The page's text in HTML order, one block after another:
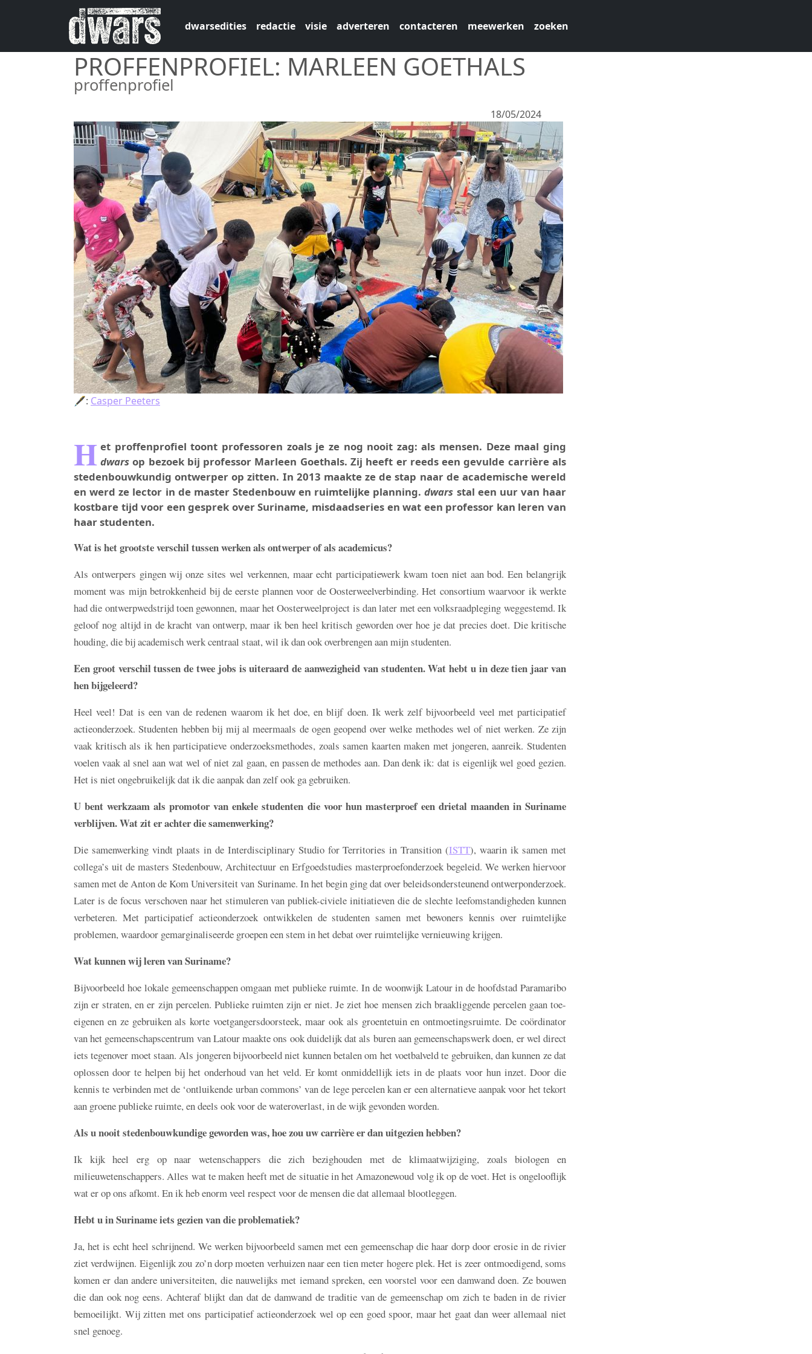
Overslaan en naar de inhoud gaan
dwarsedities
redactie visie adverteren contacteren meewerken zoeken
PROFFENPROFIEL: MARLEEN GOETHALS
proffenprofiel
18/05/2024
🖋: Casper Peeters
H et proffenprofiel toont professoren zoals je ze nog nooit zag: als mensen. Deze maal ging
dwars op bezoek bij professor Marleen Goethals. Zij heeft er reeds een gevulde carrière als
stedenbouwkundig ontwerper op zitten. In 2013 maakte ze de stap naar de academische wereld
en werd ze lector in de master Stedenbouw en ruimtelijke planning.dwars stal een uur van haar
kostbare tijd voor een gesprek over Suriname, misdaadseries en wat een professor kan leren van
haar studenten.
Wat is het grootste verschil tussen werken als ontwerper of als academicus?
Als ontwerpers gingen wij onze sites wel verkennen, maar echt participatiewerk kwam toen niet aan bod. Een belangrijk
moment was mijn betrokkenheid bij de eerste plannen voor de Oosterweelverbinding. Het consortium waarvoor ik werkte
had die ontwerpwedstrijd toen gewonnen, maar het Oosterweelproject is dan later met een volksraadpleging weggestemd. Ik
geloof nog altijd in de kracht van ontwerp, maar ik ben heel kritisch geworden over hoe je dat precies doet. Die kritische
houding, die bij academisch werk centraal staat, wil ik dan ook overbrengen aan mijn studenten.
Een groot verschil tussen de twee jobs is uiteraard de aanwezigheid van studenten. Wat hebt u in deze tien jaar van
hen bijgeleerd?
Heel veel! Dat is een van de redenen waarom ik het doe, en blijf doen. Ik werk zelf bijvoorbeeld veel met participatief
actieonderzoek. Studenten hebben bij mij al meermaals de ogen geopend over welke methodes wel of niet werken. Ze zijn
vaak kritisch als ik hen participatieve onderzoeksmethodes, zoals samen kaarten maken met jongeren, aanreik. Studenten
voelen vaak al snel aan wat wel of niet zal gaan, en passen de methodes aan. Dan denk ik: dat is eigenlijk wel goed gezien.
Het is niet ongebruikelijk dat ik die aanpak dan zelf ook ga gebruiken.
U bent werkzaam als promotor van enkele studenten die voor hun masterproef een drietal maanden in Suriname
verblijven. Wat zit er achter die samenwerking?
Die samenwerking vindt plaats in de Interdisciplinary Studio for Territories in Transition (ISTT), waarin ik samen met
collega’s uit de masters Stedenbouw, Architectuur en Erfgoedstudies masterproefonderzoek begeleid. We werken hiervoor
samen met de Anton de Kom Universiteit van Suriname. In het begin ging dat over beleidsondersteunend ontwerponderzoek.
Later is de focus verschoven naar het stimuleren van publiek-civiele initiatieven die de slechte leefomstandigheden kunnen
verbeteren. Met participatief actieonderzoek ontwikkelen de studenten samen met bewoners kennis over ruimtelijke
problemen, waardoor gemarginaliseerde groepen een stem in het debat over ruimtelijke vernieuwing krijgen.
Wat kunnen wij leren van Suriname?
Bijvoorbeeld hoe lokale gemeenschappen omgaan met publieke ruimte. In de woonwijk Latour in de hoofdstad Paramaribo
zijn er straten, en er zijn percelen. Publieke ruimten zijn er niet. Je ziet hoe mensen zich braakliggende percelen gaan toe-
eigenen en ze gebruiken als korte voetgangersdoorsteek, maar ook als groentetuin en ontmoetingsruimte. De coördinator
van het gemeenschapscentrum van Latour maakte ons ook duidelijk dat als buren aan gemeenschapswerk doen, er wel direct
iets tegenover moet staan. Als jongeren bijvoorbeeld niet kunnen betalen om het voetbalveld te gebruiken, dan kunnen ze dat
oplossen door te helpen bij het onderhoud van het veld. Er komt onmiddellijk iets in de plaats voor hun inzet. Door die
kennis te verbinden met de ‘ontluikende urban commons’ van de lege percelen kan er een alternatieve aanpak voor het tekort
aan groene publieke ruimte, en deels ook voor de wateroverlast, in de wijk gevonden worden.
Als u nooit stedenbouwkundige geworden was, hoe zou uw carrière er dan uitgezien hebben?
Ik kijk heel erg op naar wetenschappers die zich bezighouden met de klimaatwijziging, zoals biologen en
milieuwetenschappers. Alles wat te maken heeft met de situatie in het Amazonewoud volg ik op de voet. Het is ongelooflijk
wat er op ons afkomt. En ik heb enorm veel respect voor de mensen die dat allemaal blootleggen.
Hebt u in Suriname iets gezien van die problematiek?
Ja, het is echt heel schrijnend. We werken bijvoorbeeld samen met een gemeenschap die haar dorp door erosie in de rivier
ziet verdwijnen. Eigenlijk zou zo’n dorp moeten verhuizen naar een tien meter hogere plek. Het is zeer ontmoedigend, soms
komen er dan andere universiteiten, die nauwelijks met iemand spreken, een voorstel voor een damwand doen. Ze bouwen
die dan ook nog eens. Achteraf blijkt dan dat de damwand de traditie van de gemeenschap om zich te baden in de rivier
bemoeilijkt. Wij zitten met ons participatief actieonderzoek wel op een goed spoor, maar het gaat dan weer allemaal niet
snel genoeg.